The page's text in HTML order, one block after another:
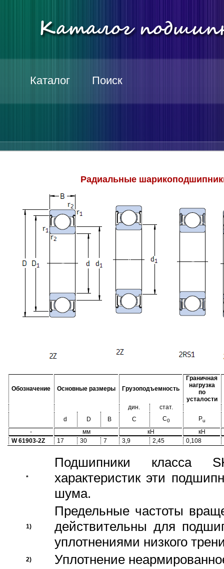
Каталог Поиск
Радиальные
Обозначение Основные размеры Грузоподъемность
Граничная
нагрузка
по
усталости
дин.
стат.
d
D B C C0 Pu
- мм кН
кН
W 61903-2Z
17 30 7 3,9 2,45 0,108
*
Подшипники класса
характеристик эти
шума.
1)
Предельные частоты
действительны для
уплотнениями низкого
2) Уплотнение